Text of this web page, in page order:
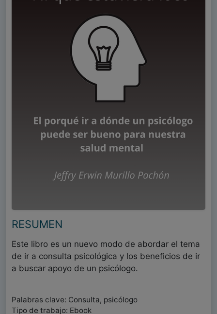
RESUMEN
Este libro es un nuevo modo de abordar el tema
de ir a consulta psicológica y los beneficios de ir
a buscar apoyo de un psicólogo.
Palabras clave: Consulta, psicólogo
Tipo de trabajo: Ebook